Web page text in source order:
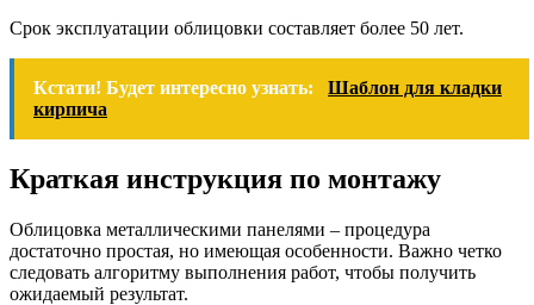
Срок эксплуатации облицовки составляет более 50 лет.
Кстати! Будет интересно узнать:
Шаблон для кладки
кирпича
Краткая инструкция по монтажу
Облицовка металлическими панелями – процедура
достаточно простая, но имеющая особенности. Важно четко
следовать алгоритму выполнения работ, чтобы получить
ожидаемый результат.